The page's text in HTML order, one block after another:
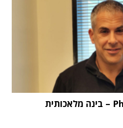
"העתיד הוא Physical AI – בינה מלאכותית